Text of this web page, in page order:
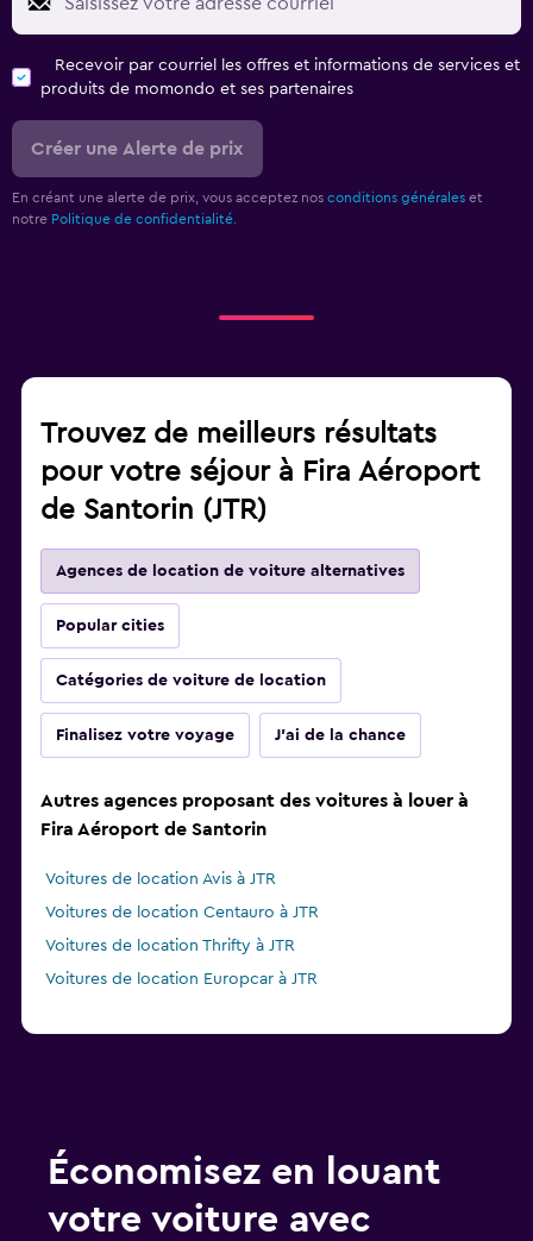
Recevoir par courriel les offres et informations de services et
produits de momondo et ses partenaires
Créer une Alerte de prix
En créant une alerte de prix, vous acceptez nos conditions générales et
notre Politique de confidentialité.
Trouvez de meilleurs résultats
pour votre séjour à Fira Aéroport
de Santorin (JTR)
Agences de location de voiture alternatives
Popular cities
Catégories de voiture de location
Finalisez votre voyage J'ai de la chance
Autres agences proposant des voitures à louer à
Fira Aéroport de Santorin
Voitures de location Avis à JTR
Voitures de location Centauro à JTR
Voitures de location Thrifty à JTR
Voitures de location Europcar à JTR
Économisez en louant
votre voiture avec